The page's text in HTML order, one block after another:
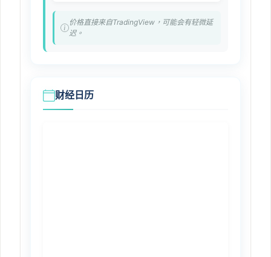
价格直接来自TradingView，可能会有轻微延
迟。
财经日历